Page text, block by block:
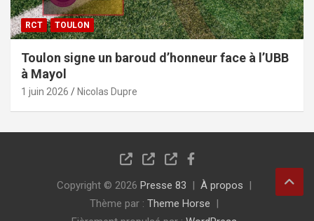
RCT TOULON
Toulon signe un baroud d’honneur face à l’UBB
à Mayol
1 juin 2026 Nicolas Dupre
Copyright © 2026 Presse 83
À propos
Thème par : Theme Horse